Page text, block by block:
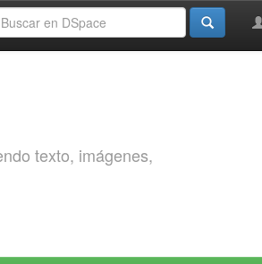
texto, imágenes,